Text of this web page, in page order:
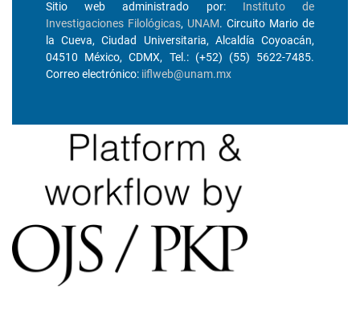
Sitio web administrado por: Instituto de
Investigaciones Filológicas, UNAM. Circuito Mario de
la Cueva, Ciudad Universitaria, Alcaldía Coyoacán,
04510 México, CDMX, Tel.: (+52) (55) 5622-7485.
Correo electrónico: iiflweb@unam.mx